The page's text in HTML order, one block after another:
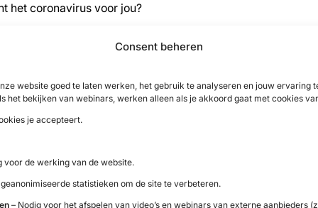
Consent beheren
website goed te laten werken, het gebruik te analyseren en jouw ervaring
het bekijken van webinars, werken alleen als je akkoord gaat met cookies
je accepteert.
voor de werking van de website.
statistieken om de site te verbeteren.
– Nodig voor het afspelen van video’s en webinars van externe aanbieders
het coronavirus voor jou?
Schild gratis
– gratis voor donateurs – dat eens per kwartaal
je de laatste twee magazines die zijn verschenen.